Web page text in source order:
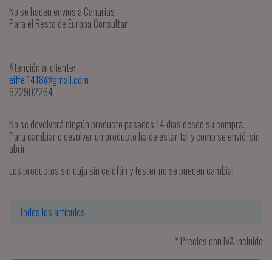
No se hacen envíos a Canarias
Para el Resto de Europa Consultar
Atención al cliente:
eiffel1418@gmail.com
622902264
No se devolverá ningún producto pasados ​​14 días desde su compra.
Para cambiar o devolver un producto ha de estar tal y como se envió, sin
abrir.
Los productos sin caja sin celofán y tester no se pueden cambiar
Todos los artículos
* Precios con IVA incluido